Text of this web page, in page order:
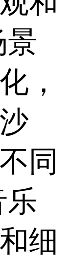
景
，
同
乐
细